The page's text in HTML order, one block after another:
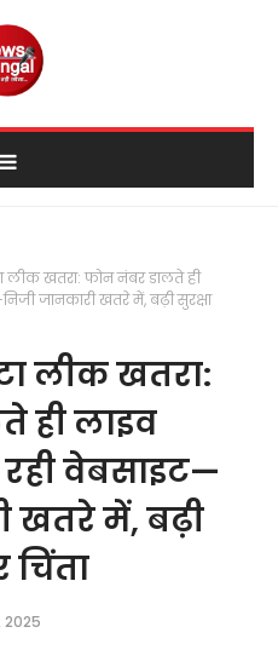
लीक खतरा: फोन नंबर डालते ही
जानकारी खतरे में, बढ़ी सुरक्षा
लीक खतरा:
ही लाइव
वेबसाइट—
खतरे में, बढ़ी
चिंता
2025